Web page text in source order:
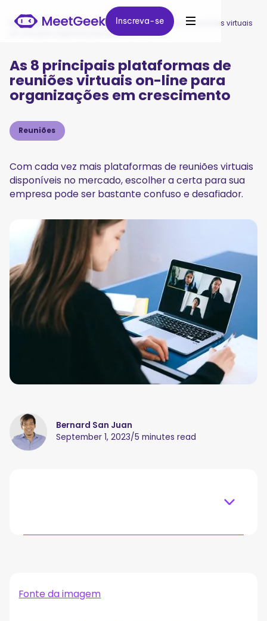
Inscreva-se
Inscreva-se
MeetGeek / Blog / As 8 principais plataformas de reuniões virtuais
on-line para organizações em crescimento
As 8 principais plataformas de
reuniões virtuais on-line para
organizações em crescimento
Reuniões
Com cada vez mais plataformas de reuniões virtuais
disponíveis no mercado, escolher a certa para sua
empresa pode ser bastante confuso e desafiador.
Bernard San Juan
September 1, 2023/5 minutes read
Google Meet
Reunião Zoho
Fonte da imagem